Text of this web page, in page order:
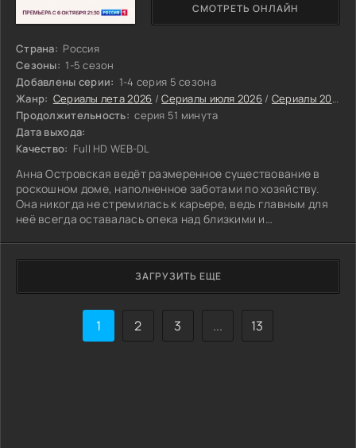
Страна: Россия
Сезоны: 1-5 сезон
Добавлены серии: 1-4 серия 5 сезона
Жанр: Сериалы лета 2026 /Сериалы июля 2026 / Сериалы 2026
Продолжительность: серия 51 минута
Дата выхода:
Качество: Full HD WEB-DL
Анна Островская ведёт размеренное существование в
роскошном доме, наполненное заботами по хозяйству.
Она никогда не стремилась к карьере, ведь главным для
неё всегда оставалась опека над близкими и
пока женщина посвящает себя воспитанию трёх дочерей,
которые растут в атмосфере любви и заботы. Идиллия
рушится, когда высшие силы обращают взор на Анну.
Небесный выбор падает на неё: обычная женщина
становится проводником, связующим звеном двух
СМОТРЕТЬ ОНЛАЙН
ЗАГРУЗИТЬ ЕЩЕ
1 2 3 ... 13